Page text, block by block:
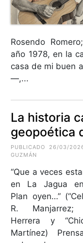
Rosendo
año 1978, en la
casa de mi buen
—,...
La historia
geopoética
PUBLICADO 26/03/
GUZMÁN
“Que a veces
en La Jagua
Plan oyen…”
R. Manjarrez;
Herrera y
Martínez)